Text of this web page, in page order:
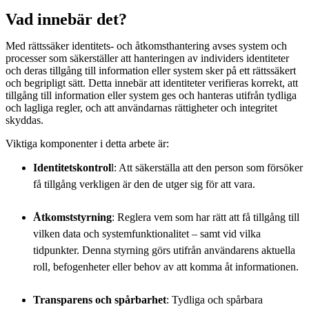
Vad innebär det?
Med rättssäker identitets- och åtkomsthantering avses system och
processer som säkerställer att hanteringen av individers identiteter
och deras tillgång till information eller system sker på ett rättssäkert
och begripligt sätt. Detta innebär att identiteter verifieras korrekt, att
tillgång till information eller system ges och hanteras utifrån tydliga
och lagliga regler, och att användarnas rättigheter och integritet
skyddas.
Viktiga komponenter i detta arbete är:
Identitetskontroll: Att säkerställa att den person som försöker
få tillgång verkligen är den de utger sig för att vara.
Åtkomststyrning: Reglera vem som har rätt att få tillgång till
vilken data och systemfunktionalitet – samt vid vilka
tidpunkter. Denna styrning görs utifrån användarens aktuella
roll, befogenheter eller behov av att komma åt informationen.
Transparens och spårbarhet: Tydliga och spårbara